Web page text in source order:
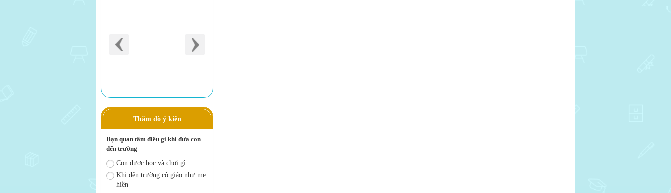
Thăm dò ý kiến
Bạn quan tâm điều gì khi đưa con
đến trường
Con được học và chơi gì
Khi đến trường cô giáo như mẹ
hiền